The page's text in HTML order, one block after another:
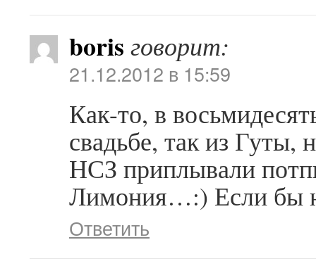
boris говорит:
21.12.2012 в 15:59
Как-то, в
свадьбе, так из
НСЗ приплывали
Лимония…:) Если бы
Ответить